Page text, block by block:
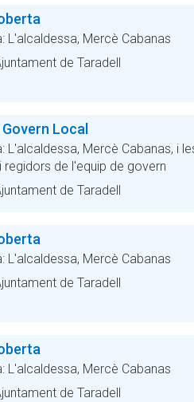
L'alcaldessa, Mercè Cabanas
de Taradell
Local
L'alcaldessa, Mercè Cabanas, i
regidors de l'equip de govern
de Taradell
L'alcaldessa, Mercè Cabanas
de Taradell
L'alcaldessa, Mercè Cabanas
de Taradell